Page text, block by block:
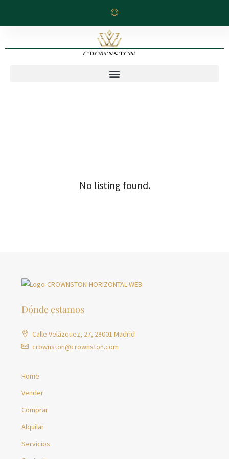
No listing found.
Dónde estamos
Calle Velázquez, 27, 28001 Madrid
crownston@crownston.com
Home
Vender
Comprar
Alquilar
Servicios